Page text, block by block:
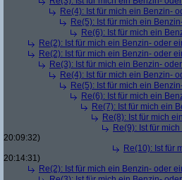
Re(4): Ist für mich ein Benzin-
Re(5): Ist für mich ein
Re(6): Ist für mich ein
Re(2): Ist für mich ein Benzin- oder
Re(2): Ist für mich ein Benzin- oder
Re(3): Ist für mich ein Benzin-
Re(4): Ist für mich ein Benzin-
Re(5): Ist für mich ein
Re(6): Ist für mich ein
Re(7): Ist für mich ein
Re(8): Ist für mich
Re(9): Ist für
20:09:32)
Re(10): Ist für
20:14:31)
Re(2): Ist für mich ein Benzin- oder